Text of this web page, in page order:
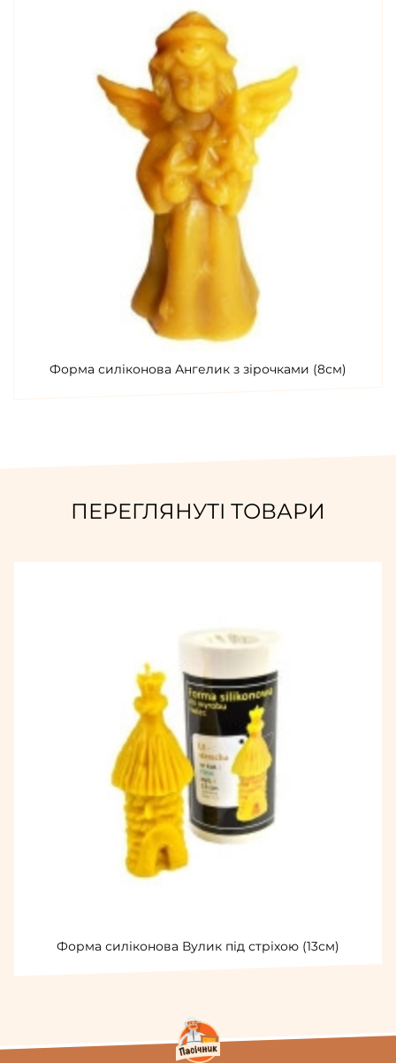
Форма силіконова Ангелик з зірочками (8см)
ПЕРЕГЛЯНУТІ ТОВАРИ
Форма силіконова Вулик під стріхою (13см)